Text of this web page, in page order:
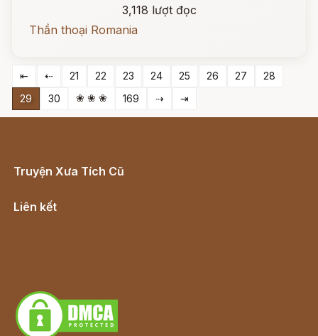
3,118 lượt đọc
Thần thoại Romania
⇤ ⇠ 21 22 23 24 25 26 27
28
29
30 ❀ ❀ ❀ 169 ⇢ ⇥
Truyện Xưa Tích Cũ
Liên kết